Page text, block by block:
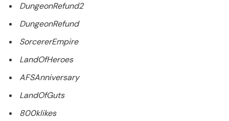
DungeonRefund2
DungeonRefund
SorcererEmpire
LandOfHeroes
AFSAnniversary
LandOfGuts
800klikes